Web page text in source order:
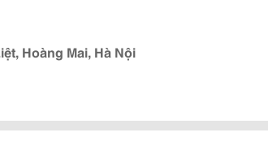
Hoàng Mai, Hà Nội